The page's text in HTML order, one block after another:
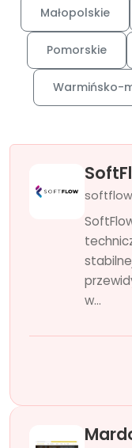
Małopolskie
Pomorskie
Warmińsko-
w...